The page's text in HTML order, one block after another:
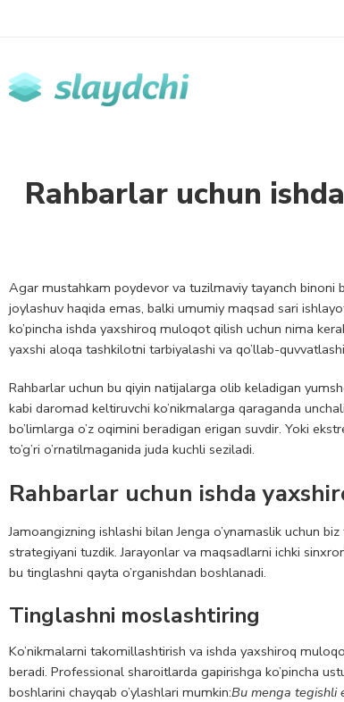
Rahbarlar uchun
Agar mustahkam poydevor va tuzilmaviy tayanch binoni
joylashuv haqida emas, balki umumiy maqsad sari
ko’pincha ishda yaxshiroq muloqot qilish uchun nima
yaxshi aloqa tashkilotni tarbiyalashi va qo’llab-
Rahbarlar uchun bu qiyin natijalarga olib keladigan
kabi daromad keltiruvchi ko’nikmalarga qaraganda
bo’limlarga o’z oqimini beradigan erigan suvdir. Yoki
to’g’ri o’rnatilmaganida juda kuchli seziladi.
Rahbarlar uchun ishda
Jamoangizning ishlashi bilan Jenga o’ynamaslik uchun
strategiyani tuzdik. Jarayonlar va maqsadlarni ichki
bu tinglashni qayta o’rganishdan boshlanadi.
Tinglashni moslashtiring
Ko’nikmalarni takomillashtirish va ishda yaxshiroq
beradi. Professional sharoitlarda gapirishga ko’pincha
boshlarini chayqab o’ylashlari mumkin:Bu menga tegishli